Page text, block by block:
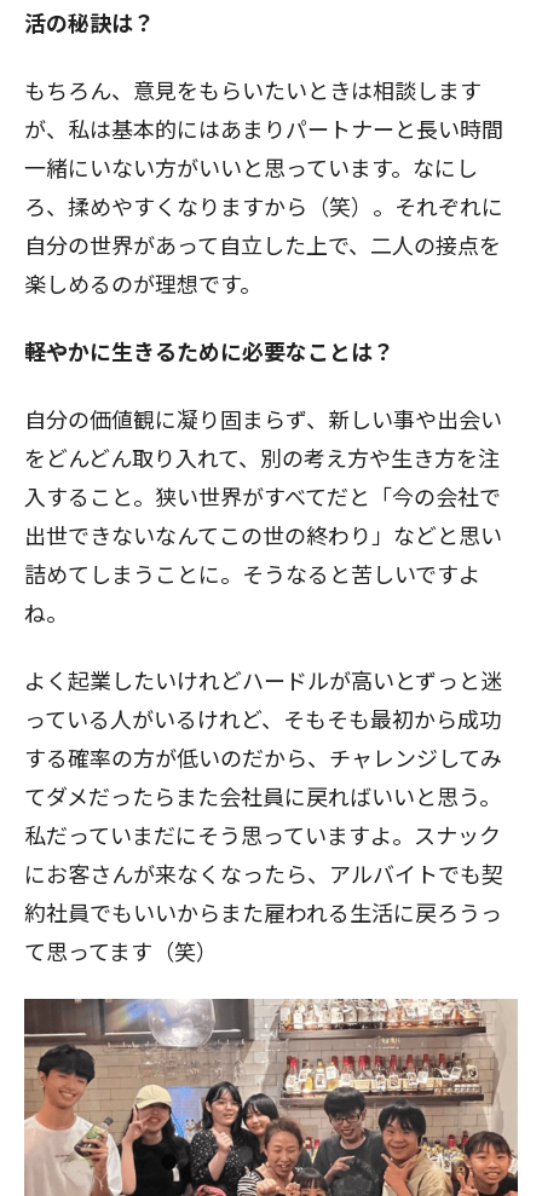
活の秘訣は？
もちろん、意見をもらいたいときは相談します
が、私は基本的にはあまりパートナーと長い時間
一緒にいない方がいいと思っています。なにし
ろ、揉めやすくなりますから（笑）。それぞれに
自分の世界があって自立した上で、二人の接点を
楽しめるのが理想です。
――軽やかに生きるために必要なことは？
自分の価値観に凝り固まらず、新しい事や出会い
をどんどん取り入れて、別の考え方や生き方を注
入すること。狭い世界がすべてだと「今の会社で
出世できないなんてこの世の終わり」などと思い
詰めてしまうことに。そうなると苦しいですよ
ね。
よく起業したいけれどハードルが高いとずっと迷
っている人がいるけれど、そもそも最初から成功
する確率の方が低いのだから、チャレンジしてみ
てダメだったらまた会社員に戻ればいいと思う。
私だっていまだにそう思っていますよ。スナック
にお客さんが来なくなったら、アルバイトでも契
約社員でもいいからまた雇われる生活に戻ろうっ
て思ってます（笑）